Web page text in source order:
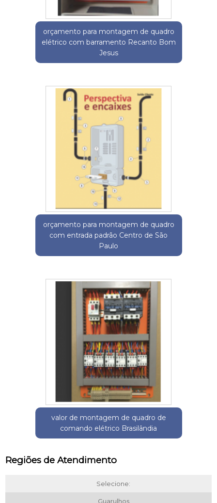
orçamento para montagem de quadro
elétrico com barramento Recanto Bom
Jesus
orçamento para montagem de quadro
com entrada padrão Centro de São
Paulo
valor de montagem de quadro de
comando elétrico Brasilândia
Regiões de Atendimento
Selecione:
Guarulhos